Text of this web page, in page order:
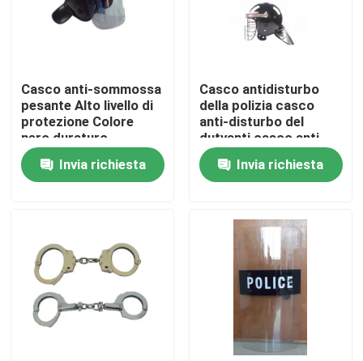
Prodotti
Video
Visita alla fabbrica
Controllo della qualità
Casco anti-sommossa
pesante Alto livello di
protezione Colore
nero duraturo
Invia richiesta
Casco antidisturbo
della polizia casco
anti-disturbo del
dutyanti casco anti-
disturbo
Invia richiesta